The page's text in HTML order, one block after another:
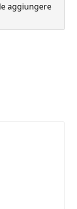
aggiungere